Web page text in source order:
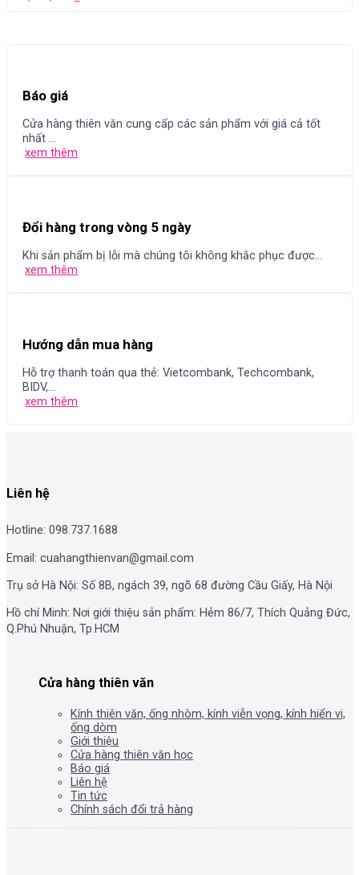
Báo giá
Cửa hàng thiên văn cung cấp các sản phẩm với giá cả tốt
nhất ...
xem thêm
Đổi hàng trong vòng 5 ngày
Khi sản phẩm bị lỗi mà chúng tôi không khắc phục được...
xem thêm
Hướng dẫn mua hàng
Hỗ trợ thanh toán qua thẻ: Vietcombank, Techcombank,
BIDV,...
xem thêm
Liên hệ
Hotline: 098.737.1688
Email: cuahangthienvan@gmail.com
Trụ sở Hà Nội: Số 8B, ngách 39, ngõ 68 đường Cầu Giấy, Hà Nội
Hồ chí Minh: Nơi giới thiệu sản phẩm: Hẻm 86/7, Thích Quảng Đức,
Q.Phú Nhuận, Tp.HCM
Cửa hàng thiên văn
Kính thiên văn, ống nhòm, kính viễn vọng, kính hiển vi,
ống dòm
Giới thiệu
Cửa hàng thiên văn học
Báo giá
Liên hệ
Tin tức
Chính sách đổi trả hàng